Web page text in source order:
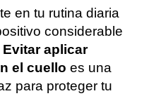
en tu rutina diaria
considerable
Evitar aplicar
el cuello es una
para proteger tu